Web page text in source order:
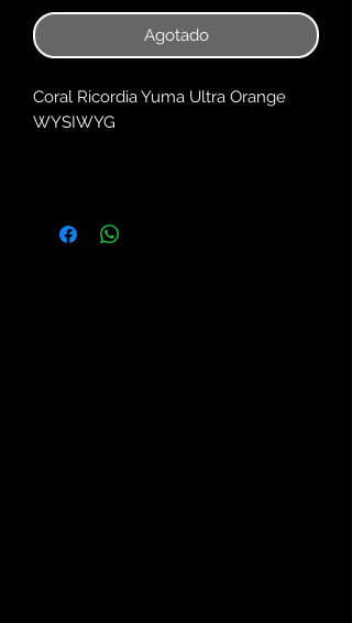
Agotado
Coral Ricordia Yuma Ultra Orange
WYSIWYG